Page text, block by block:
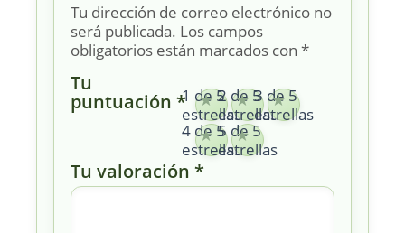
Tu dirección de correo electrónico no
será publicada. Los campos
obligatorios están marcados con *
Tu
puntuación *1 de 5
estrellas
2 de 5
estrellas
3 de 5
estrellas
4 de 5
estrellas
5 de 5
estrellas
Tu valoración *